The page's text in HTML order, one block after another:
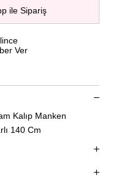
ile Sipariş
Ver
Kalıp Manken
140 Cm